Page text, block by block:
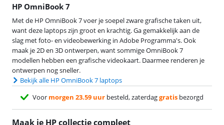
HP OmniBook 7
Met de HP OmniBook 7 voer je soepel zware grafische taken uit,
want deze laptops zijn groot en krachtig. Ga gemakkelijk aan de
slag met foto- en videobewerking in Adobe Programma's. Ook
maak je 2D en 3D ontwerpen, want sommige OmniBook 7
modellen hebben een grafische videokaart. Daarmee renderen je
ontwerpen nog sneller.
Bekijk alle HP OmniBook 7 laptops
Voor morgen 23.59 uur besteld, zaterdaggratis bezorgd
Maak je HP collectie compleet